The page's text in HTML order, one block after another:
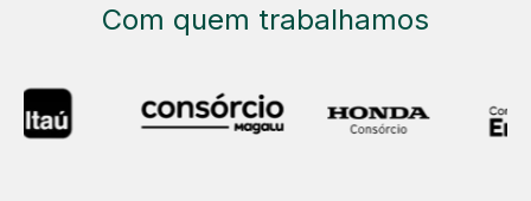
Com quem trabalhamos